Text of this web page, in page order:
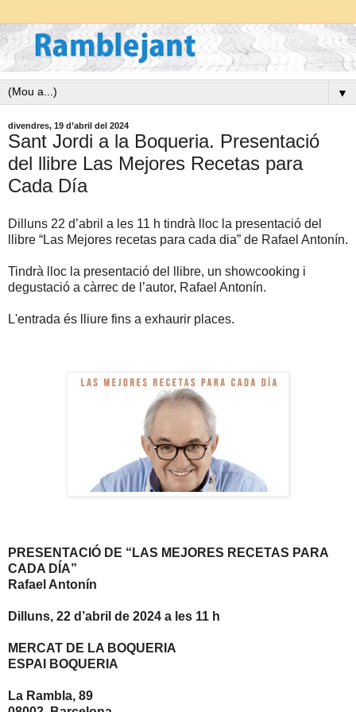
▼
divendres, 19 d’abril del 2024
Sant Jordi a la Boqueria. Presentació
del llibre Las Mejores Recetas para
Cada Día
Dilluns 22 d’abril a les 11 h tindrà lloc la presentació del
llibre “Las Mejores recetas para cada dia” de Rafael Antonín.
Tindrà lloc la presentació del llibre, un showcooking i
degustació a càrrec de l’autor, Rafael Antonín.
L'entrada és lliure fins a exhaurir places.
PRESENTACIÓ DE “LAS MEJORES RECETAS PARA
CADA DÍA”
Rafael Antonín
Dilluns, 22 d’abril de 2024 a les 11 h
MERCAT DE LA BOQUERIA
ESPAI BOQUERIA
La Rambla, 89